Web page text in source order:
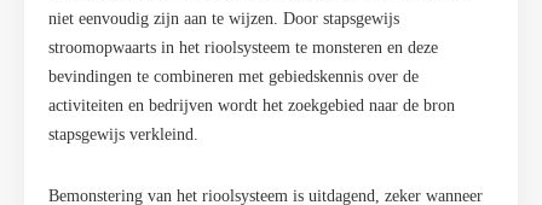
niet eenvoudig zijn aan te wijzen. Door stapsgewijs
stroomopwaarts in het rioolsysteem te monsteren en deze
bevindingen te combineren met gebiedskennis over de
activiteiten en bedrijven wordt het zoekgebied naar de bron
stapsgewijs verkleind.
Bemonstering van het rioolsysteem is uitdagend, zeker wanneer